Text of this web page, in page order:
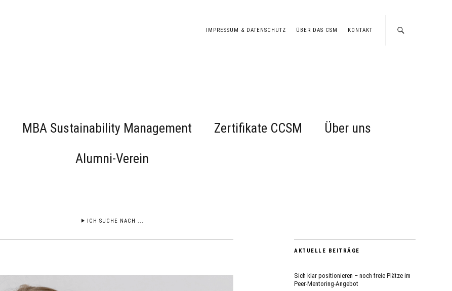
IMPRESSUM & DATENSCHUTZ ÜBER DAS CSM KONTAKT
MBA Sustainability Management Zertifikate CCSM
Über uns
Alumni-Verein
ICH SUCHE NACH ...
AKTUELLE BEITRÄGE
Sich klar positionieren – noch freie Plätze im
Peer-Mentoring-Angebot